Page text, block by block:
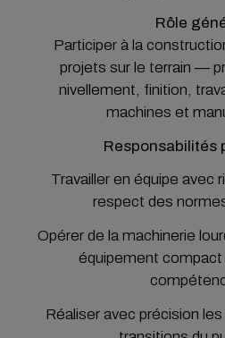
Rôle
Participer à la
projets sur le terrain —
nivellement, finition,
machines et
Responsabilités
Travailler en équipe avec
respect des
Opérer de la machinerie
équipement compact
Réaliser avec précision